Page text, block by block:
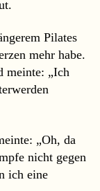
Pilates
mehr habe.
meinte: „Ich
„Oh, da
nicht gegen
ich eine